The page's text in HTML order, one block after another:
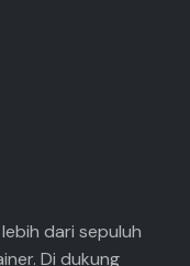
dari sepuluh
Di dukung